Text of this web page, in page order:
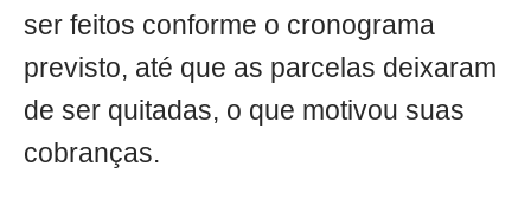
ser feitos conforme o cronograma
previsto, até que as parcelas deixaram
de ser quitadas, o que motivou suas
cobranças.